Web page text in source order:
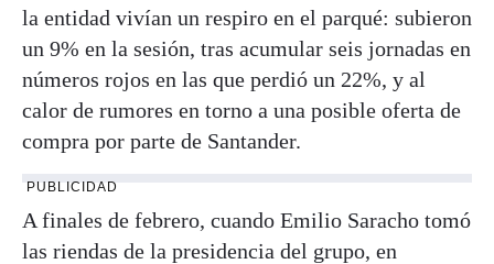
la entidad vivían un respiro en el parqué: subieron
un 9% en la sesión, tras acumular seis jornadas en
números rojos en las que perdió un 22%, y al
calor de rumores en torno a una posible oferta de
compra por parte de Santander.
PUBLICIDAD
A finales de febrero, cuando Emilio Saracho tomó
las riendas de la presidencia del grupo, en